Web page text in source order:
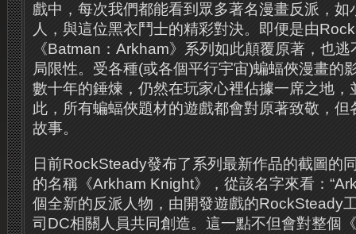
戲中，每次我們都能看到眾多著名漫畫反派，如
人，與這位黑衣鬥士的精彩對決。即便是由
《Batman：Arkham》系列如此顛覆原著，也
局限性。受各種(或各個平行宇宙)蝙蝠俠漫畫的
數十年的錘煉，仍然在玩家心裡佔據一席之地，
此，所有蝙蝠俠題材的遊戲都會對原著致敬，
故事。
日前RockSteady發布了系列最新作品的截圖的
的名稱《Arkham Knight》，從該名字來看：
個全新的反派人物，由開發遊戲的RockSteady
司DC相關人員共同創造。這一點不但會對整個